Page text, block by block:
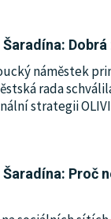
náměstek
rada
strategii
Proč